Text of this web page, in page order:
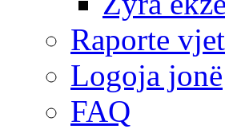
Raporte
Logoja jonë
FAQ